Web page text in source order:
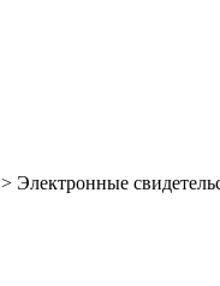
> Электронные